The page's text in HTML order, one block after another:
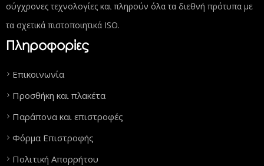
σύγχρονες τεχνολογίες και πληρούν όλα τα διεθνή πρότυπα με
τα σχετικά πιστοποιητικά ISO.
Πληροφορίες
Επικοινωνία
Προσθήκη και πλακέτα
Παράπονα και επιστροφές
Φόρμα Επιστροφής
Πολιτική Απορρήτου